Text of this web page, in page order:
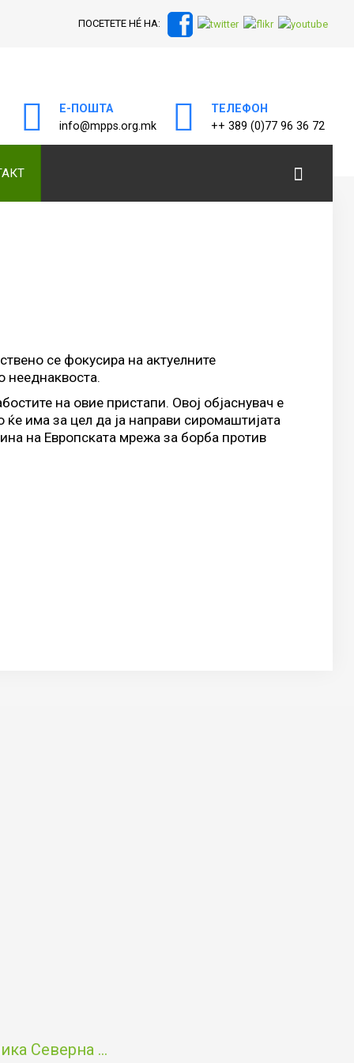
ПОСЕТЕТЕ НÉ НА:
Е-ПОШТА
info@mpps.org.mk
ТЕЛЕФОН
++ 389 (0)77 96 36 72
се фокусира на актуелните
нееднаквоста.
на овие пристапи. Овој објаснувач е
има за цел да ја направи сиромаштијата
на Европската мрежа за борба против
Северна ...